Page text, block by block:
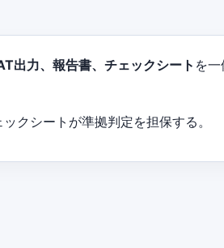
出力、報告書、チェックシート を
クシートが準拠判定を担保する。